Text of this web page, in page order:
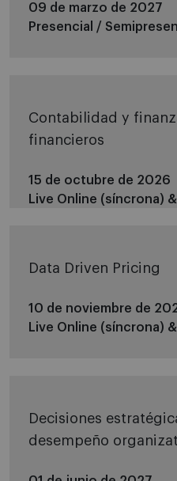
09 de marzo de 2027
Presencial /
Contabilidad y
financieros
15 de octubre de 2026
Live Online (síncrona) &
Data Driven Pricing
10 de noviembre de
Live Online (síncrona) &
Decisiones
desempeño